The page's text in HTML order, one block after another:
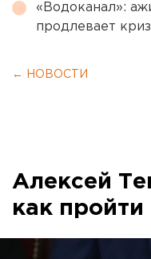
«Водоканал»:
продлевает
← НОВОСТИ
Алексей
как пройти